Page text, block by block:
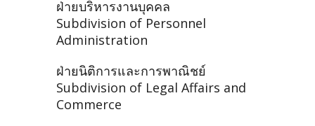
ฝ่ายบริหารงานบุคคล
Subdivision of Personnel
Administration
ฝ่ายนิติการและการพาณิชย์
Subdivision of Legal Affairs and
Commerce